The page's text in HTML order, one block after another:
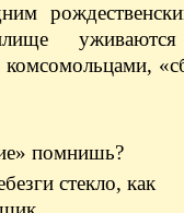
помнишь?
стекло, как